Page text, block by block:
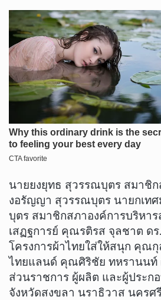
นายยงยุทธ สุวรรณบุตร สมาชิ
งอรัญญา สุวรรณบุตร นายกเท
บุตร สมาชิกสภาองค์การบริหา
เสฏฐการย์ คุณรติรส จุลชาต ด
โครงการผ้าไทยใส่ให้สนุก คุณ
ไทยแลนด์ คุณศิริชัย ทหรานนท์
ส่วนราชการ ผู้ผลิต และผู้ประก
จังหวัดสงขลา นราธิวาส นครศ